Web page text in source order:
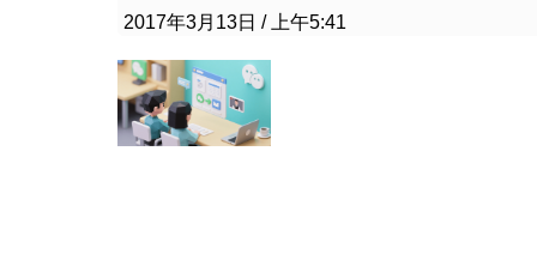
2017年3月13日 上午5:41